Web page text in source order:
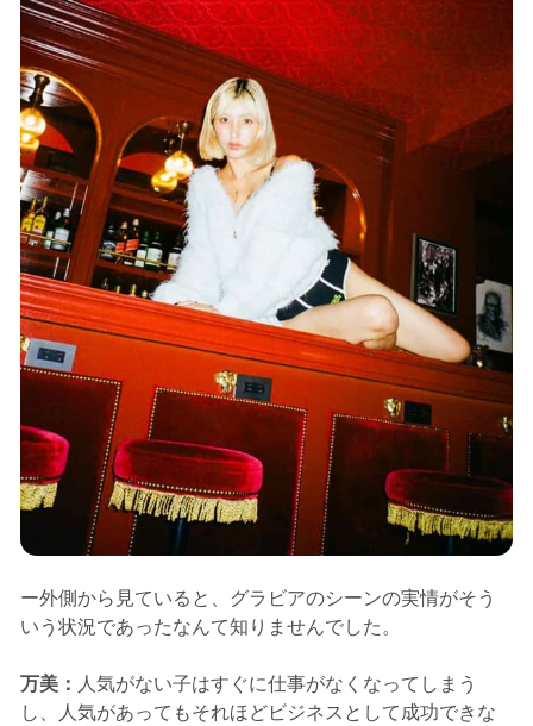
ー外側から見ていると、グラビアのシーンの実情がそう
いう状況であったなんて知りませんでした。
万美： 人気がない子はすぐに仕事がなくなってしまう
し、人気があってもそれほどビジネスとして成功できな